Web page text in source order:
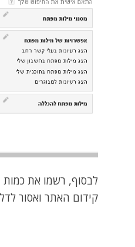
לבסוף, רשמו את
קידום האתר ואסור